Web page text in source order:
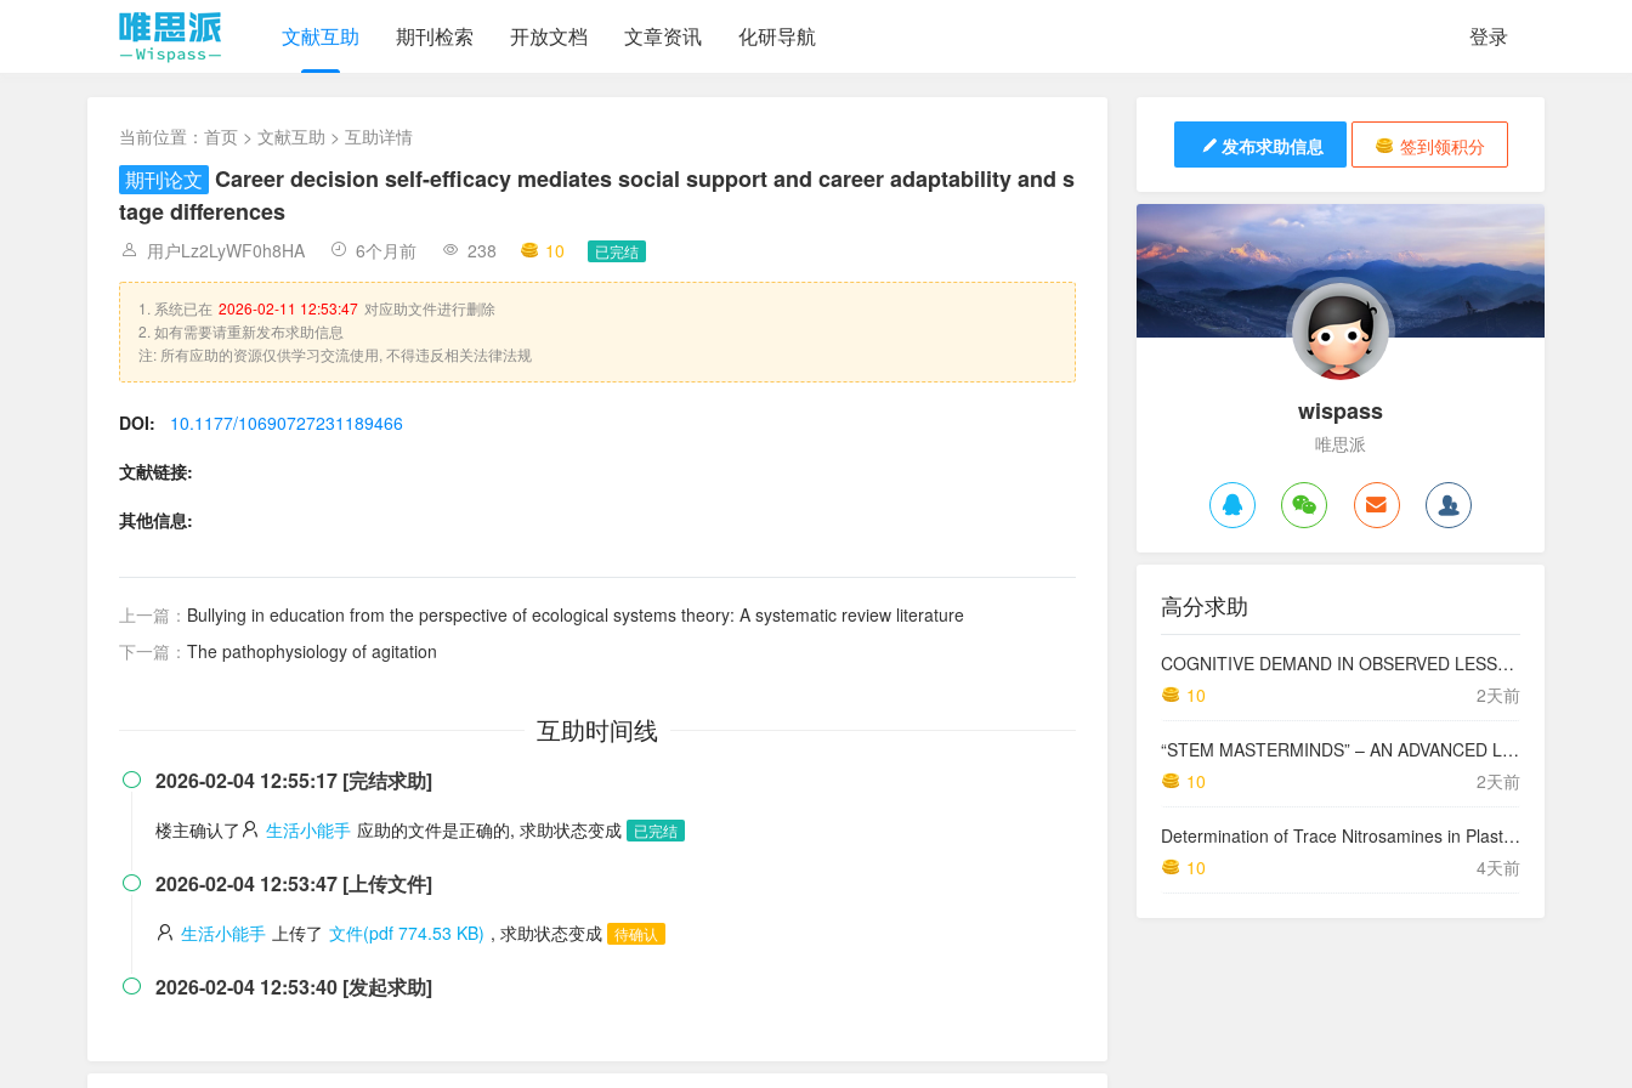
登录
文献互助 期刊检索 开放文档 文章资讯 化研导航
当前位置： 首页 > 文献互助 > 互助详情
期刊论文 Career decision self-efficacy mediates social support and career adaptability and s
tage differences
用户Lz2LyWF0h8HA 6个月前 238 10 已完结
1. 系统已在 2026-02-11 12:53:47 对应助文件进行删除
2. 如有需要请重新发布求助信息
注: 所有应助的资源仅供学习交流使用, 不得违反相关法律法规
DOI:
10.1177/10690727231189466
文献链接:
其他信息:
上一篇： Bullying in education from the perspective of ecological systems theory: A systematic review literature
下一篇： The pathophysiology of agitation
互助时间线
 2026-02-04 12:55:17 [完结求助]
楼主确认了 生活小能手 应助的文件是正确的, 求助状态变成 已完结
 2026-02-04 12:53:47 [上传文件]
生活小能手 上传了 文件(pdf 774.53 KB) , 求助状态变成 待确认
 2026-02-04 12:53:40 [发起求助]
发布求助信息 签到领积分
wispass
唯思派
高分求助
COGNITIVE DEMAND IN OBSERVED LESSONS AND NATIONAL TESTING COMPARED TO PISA MATHEMATICS RESULTS IN LATVIA
10
2天前
“STEM MASTERMINDS” – AN ADVANCED LEVEL INTEGRATED STEM CURRICULUM
10
2天前
Determination of Trace Nitrosamines in Plastic Pharmaceutical Packaging Materials
10
4天前